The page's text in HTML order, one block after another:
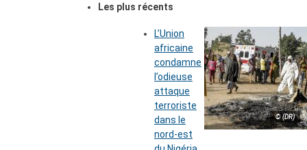
Les plus récents
© (DR)
L’Union
africaine
condamne
l’odieuse
attaque
terroriste
dans le
nord-est